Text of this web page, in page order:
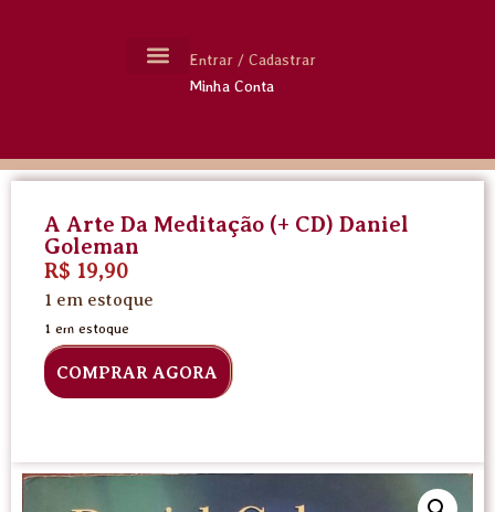
Entrar / Cadastrar
Minha Conta
A Arte Da Meditação (+ CD) Daniel
Goleman
R$ 19,90
1 em estoque
1 em estoque
COMPRAR AGORA